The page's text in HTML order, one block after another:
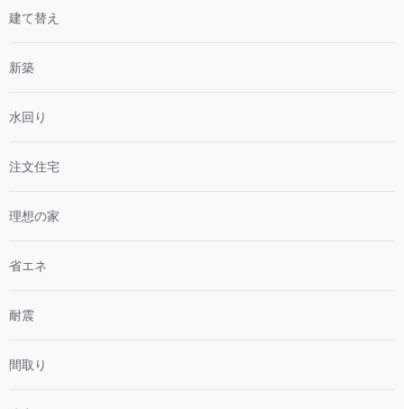
建て替え
新築
水回り
注文住宅
理想の家
省エネ
耐震
間取り